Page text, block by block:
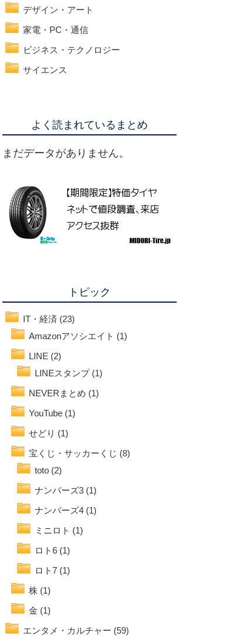
デザイン・アート
家電・PC・通信
ビジネス・テクノロジー
サイエンス
よく読まれているまとめ
まだデータがありません。
トピック
IT・経済 (23)
Amazonアソシエイト (1)
LINE (2)
LINEスタンプ(1)
NEVERまとめ (1)
YouTube (1)
せどり (1)
宝くじ・サッカーくじ (8)
toto (2)
ナンバーズ3 (1)
ナンバーズ4 (1)
ミニロト (1)
ロト6 (1)
ロト7 (1)
株 (1)
金 (1)
エンタメ・カルチャー (59)